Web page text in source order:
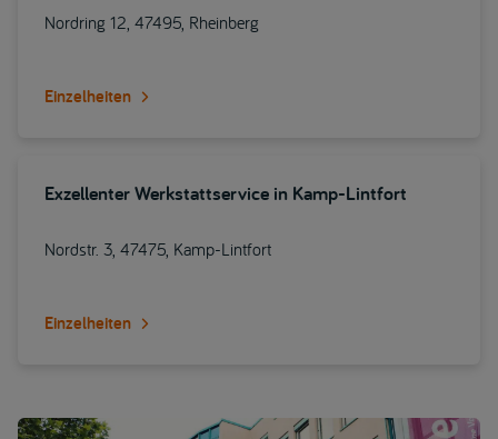
Nordring 12, 47495, Rheinberg
Einzelheiten
Exzellenter Werkstattservice in Kamp-Lintfort
Nordstr. 3, 47475, Kamp-Lintfort
Einzelheiten